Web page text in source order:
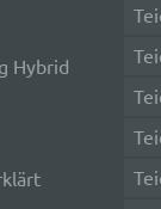
Hybrid